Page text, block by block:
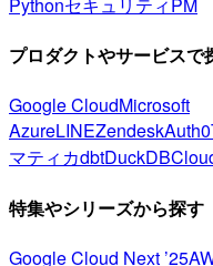
プロダクトやサービスで
Google CloudMicrosoft
AzureLINEZendeskAuth0
マティカdbtDuckDB
特集やシリーズから探す
Google Cloud Next ’25